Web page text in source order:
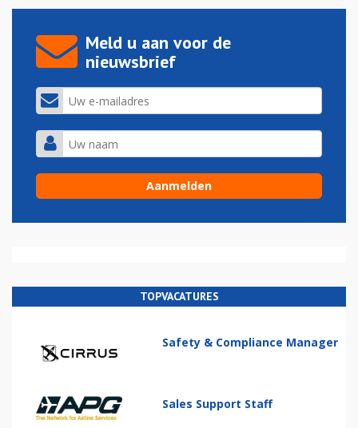
Meld u aan voor de
nieuwsbrief
TOPVACATURES
Safety & Compliance Manager
Sales Support Staff